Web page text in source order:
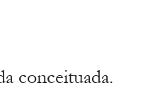
conceituada.